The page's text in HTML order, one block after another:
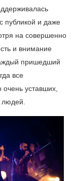
публикой и даже
на совершенно
и внимание
пришедший
все
уставших,